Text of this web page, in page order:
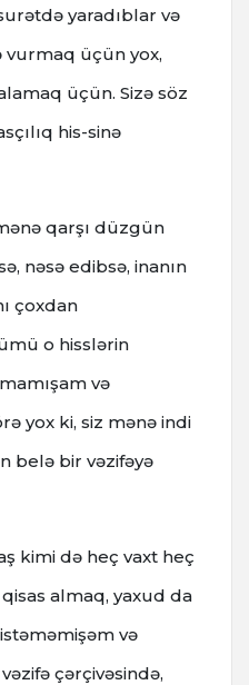
yaradıblar və
üçün yox,
üçün. Sizə söz
his-sinə
qarşı düzgün
nəsə edibsə, inanın
çoxdan
o hisslərin
və
yox ki, siz mənə indi
belə bir vəzifəyə
kimi də heç vaxt heç
almaq, yaxud da
və
çərçivəsində,